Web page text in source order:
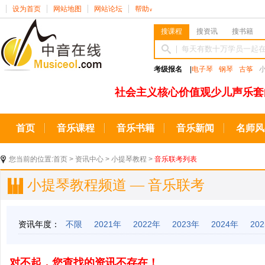
设为首页 网站地图 网站论坛 帮助 ∨
搜课程 搜资讯 搜书籍
考级报名 电子琴 钢琴 古筝
社会主义核心价值观少儿声乐
首页 音乐课程 音乐书籍 音乐新闻 名师
您当前的位置:首页 > 资讯中心 > 小提琴教程 > 音乐联考列表
小提琴教程频道 — 音乐联考
资讯年度： 不限 2021年 2022年 2023年 2024年
对不起，您查找的资讯不存在！